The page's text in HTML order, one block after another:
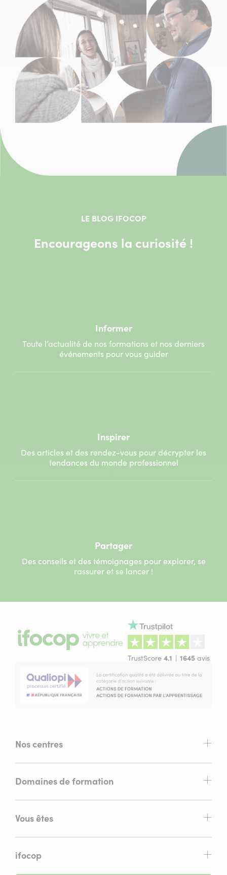
LE BLOG IFOCOP
Encourageons la curiosité !
Informer
Toute l’actualité de nos formations et nos derniers
événements pour vous guider
Inspirer
Des articles et des rendez-vous pour décrypter les
tendances du monde professionnel
Partager
Des conseils et des témoignages pour explorer, se
rassurer et se lancer !
TrustScore 4.1 1645 avis
Nos centres
Domaines de formation
Vous êtes
ifocop